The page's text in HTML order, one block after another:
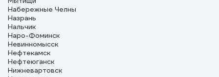
Набережные Челны
Назрань
Нальчик
Наро-Фоминск
Невинномысск
Нефтекамск
Нефтеюганск
Нижневартовск